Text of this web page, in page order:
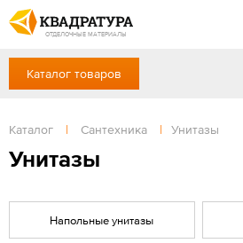
ОТДЕЛОЧНЫЕ МАТЕРИАЛЫ
Профи
Контакты
Доставка и оплата
Выставочный зал
Готовые решения
Отзывы
+7 (383) 209-98-97
Сб, Вс — выходной
ЗАКАЗАТЬ ЗВОНОК
Вход / Регистрация
Каталог товаров
Каталог | Сантехника | Унитазы
Унитазы
Напольные унитазы